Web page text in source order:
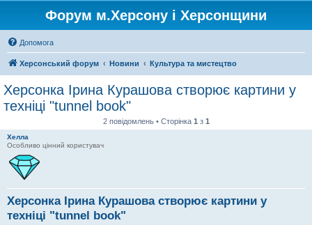
Форум м.Херсону і Херсонщини
Допомога
Херсонський форум Новини Культура та мистецтво
Херсонка Ірина Курашова створює картини у
техніці "tunnel book"
2 повідомлень • Сторінка 1 з 1
Хелла
Особливо цінний користувач
Херсонка Ірина Курашова створює картини у
техніці "tunnel book"